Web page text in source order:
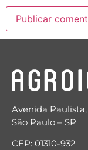
Avenida Paulista,
São Paulo – SP
CEP: 01310-932